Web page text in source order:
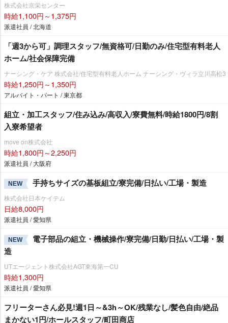
株式会社京栄センター
時給1,100円～1,375円
派遣社員 / 北海道
「週3から可」調理スタッフ/無資格可/日勤のみ/住宅型有料老人
ホーム/社会保障完備
ナーシング・ケア 株式会社/住宅型有料老人ホーム ナーシング・ヴィラ立川高松3
時給1,250円～1,350円
アルバイト・パート / 東京都
組立・加工スタッフ/住み込み/高収入/寮費無料/時給1800円/8割
入寮希望者
move on株式会社
時給1,800円～2,250円
派遣社員 / 大阪府
NEW 手持ちサイズの基板組立/寮完備/日払い/工場・製造
株式会社日本ケイテム
日給8,000円
派遣社員 / 愛知県
NEW
電子部品の組立・機械操作/寮完備/日勤/日払い/工場・製
造
UTエージェント株式会社AGT東海第一CU
時給1,300円
派遣社員 / 愛知県
フリーターさん必見!週1日～&3h～OK/残業なし/髪色自由/絶品
まかない1円/ホールスタッフ/町田商店